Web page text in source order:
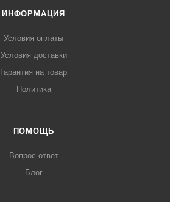
ИНФОРМАЦИЯ
Условия оплаты
Условия доставки
Гарантия на товар
Политика
ПОМОЩЬ
Вопрос-ответ
Блог